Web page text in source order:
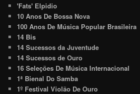
'Fats' Elpidio
10 Anos De Bossa Nova
100 Anos De Música Popular Brasileira
14 Bis
14 Sucessos da Juventude
14 Sucessos de Ouro
16 Seleções De Música Internacional
1ª Bienal Do Samba
1º Festival Violão De Ouro